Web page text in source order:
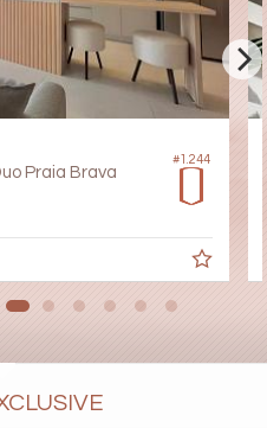
#1.244
Praia Brava